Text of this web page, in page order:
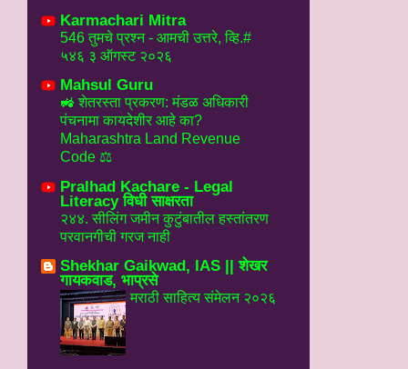
Karmachari Mitra
546 तुमचे प्रश्न - आमची उत्तरे, व्हि.#
५४६ ३ ऑगस्ट २०२६
Mahsul Guru
🚜 शेतरस्ता प्रकरण: मंडळ अधिकारी
पंचनामा कायदेशीर आहे का?
Maharashtra Land Revenue
Code ⚖️
Pralhad Kachare - Legal
Literacy विधी साक्षरता
२४४. सीलिंग जमीन कुटुंबातील हस्तांतरण
परवानगीची गरज नाही
Shekhar Gaikwad, IAS || शेखर
गायकवाड, भाप्रसे
मराठी साहित्य संमेलन २०२६